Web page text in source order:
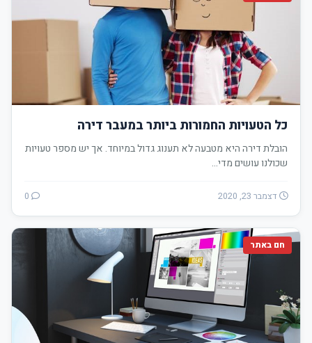
כל הטעויות החמורות ביותר במעבר דירה
הובלת דירה היא מטבעה לא תענוג גדול במיוחד. אך יש מספר טעויות
שכולנו עושים מדי…
דצמבר 23, 2020
חם באתר